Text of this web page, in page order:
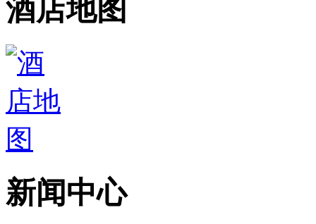
酒店地图
新闻中心